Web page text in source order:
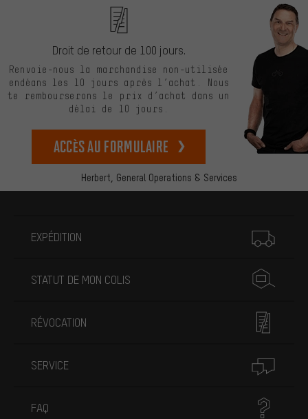
Herbert, General Operations & Services
Droit de retour de 100 jours.
Renvoie-nous la marchandise non-utilisée
endéans les 10 jours après l’achat. Nous
te rembourserons le prix d’achat dans un
délai de 10 jours.
Accès au formulaire
EXPÉDITION
STATUT DE MON COLIS
RÉVOCATION
SERVICE
FAQ